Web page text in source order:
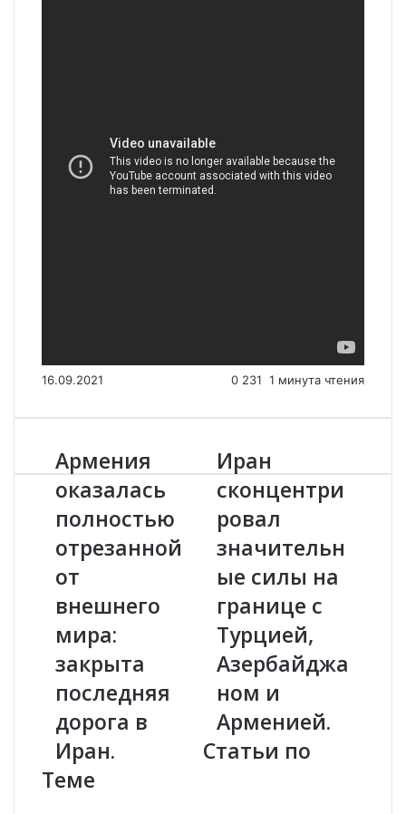
16.09.2021 0 231 1 минута чтения
А
р
м
е
н
и
о
к
з
а
а
с
ь
п
о
Армения
оказалась
полностью
отрезанной
от
внешнего
мира:
закрыта
последняя
дорога в
Иран.
И
р
а
н
с
к
н
ц
е
н
т
и
р
в
Иран
сконцентри
ровал
значительн
ые силы на
границе с
Турцией,
Азербайджа
ном и
Арменией.
Статьи по
Теме